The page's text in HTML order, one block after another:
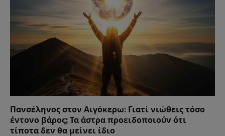
Πανσέληνος στον Αιγόκερω: Γιατί νιώθεις τόσο
έντονο βάρος; Τα άστρα προειδοποιούν ότι
τίποτα δεν θα μείνει ίδιο